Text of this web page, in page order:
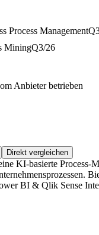
Process Management
MiningQ3/26
Anbieter betrieben
Direkt vergleichen
KI-basierte Process-
BI & Qlik Sense